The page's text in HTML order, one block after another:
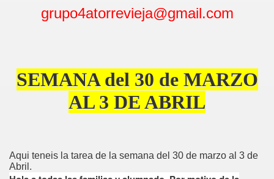
grupo4atorrevieja@gmail.com
SEMANA del 30 de MARZO
AL 3 DE ABRIL
Aqui teneis la tarea de la semana del 30 de marzo al 3 de
Abril.